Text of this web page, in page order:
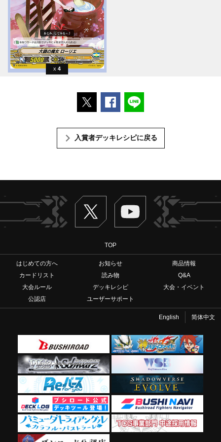
4
ポストするFacebookでシェアする
入賞者デッキレシピに戻る
Twitter ヴァンガードch
TOP
はじめての方へ お知らせ
商品情報
カードリスト
読み物
Q&A
大会ルール
デッキレシピ
大会・イベント
公認店
ユーザーサポート
English 简体中文